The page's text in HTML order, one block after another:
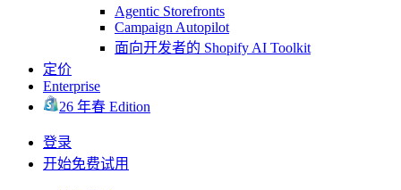
Agentic Storefronts
Campaign Autopilot
面向开发者的 Shopify AI Toolkit
定价
Enterprise
26 年春 Edition
登录
开始免费试用